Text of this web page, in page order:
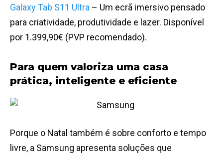
Galaxy Tab S11 Ultra – Um ecrã imersivo pensado
para criatividade, produtividade e lazer. Disponível
por 1.399,90€ (PVP recomendado).
Para quem valoriza uma casa
prática, inteligente e eficiente
Porque o Natal também é sobre conforto e tempo
livre, a Samsung apresenta soluções que